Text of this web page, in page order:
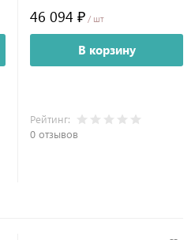
46 094 ₽ / шт
В корзину
Рейтинг:
0 отзывов